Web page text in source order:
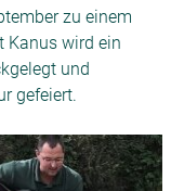
zu einem
Kanus wird ein
und
gefeiert.